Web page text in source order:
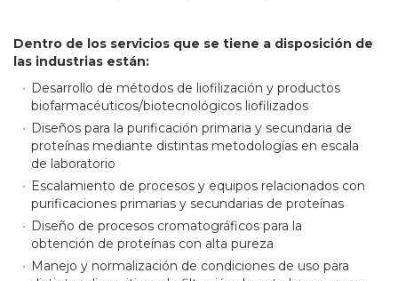
Dentro de los servicios que se tiene a disposición de
las industrias están:
Desarrollo de métodos de liofilización y productos
biofarmacéuticos/biotecnológicos liofilizados
Diseños para la purificación primaria y secundaria de
proteínas mediante distintas metodologías en escala
de laboratorio
Escalamiento de procesos y equipos relacionados con
purificaciones primarias y secundarias de proteínas
Diseño de procesos cromatográficos para la
obtención de proteínas con alta pureza
Manejo y normalización de condiciones de uso para